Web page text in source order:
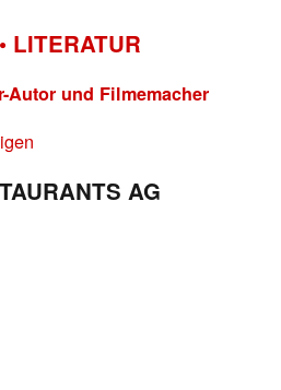
LITERATUR
Autor und Filmemacher
AG